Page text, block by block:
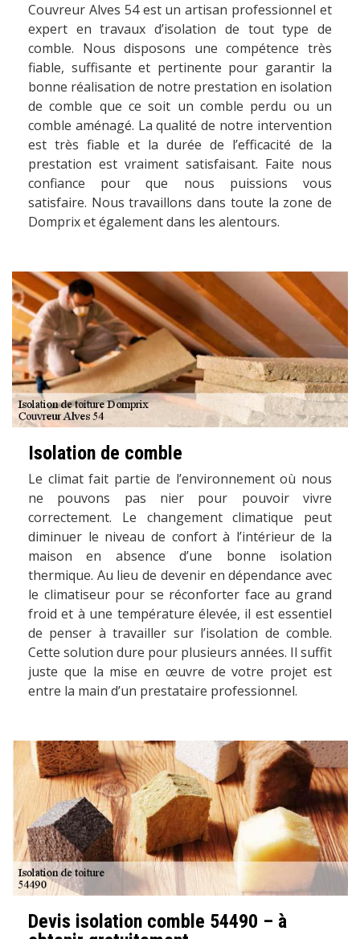
Couvreur Alves 54 est un artisan professionnel et
expert en travaux d’isolation de tout type de
comble. Nous disposons une compétence très
fiable, suffisante et pertinente pour garantir la
bonne réalisation de notre prestation en isolation
de comble que ce soit un comble perdu ou un
comble aménagé. La qualité de notre intervention
est très fiable et la durée de l’efficacité de la
prestation est vraiment satisfaisant. Faite nous
confiance pour que nous puissions vous
satisfaire. Nous travaillons dans toute la zone de
Domprix et également dans les alentours.
Isolation de comble
Le climat fait partie de l’environnement où nous
ne pouvons pas nier pour pouvoir vivre
correctement. Le changement climatique peut
diminuer le niveau de confort à l’intérieur de la
maison en absence d’une bonne isolation
thermique. Au lieu de devenir en dépendance avec
le climatiseur pour se réconforter face au grand
froid et à une température élevée, il est essentiel
de penser à travailler sur l’isolation de comble.
Cette solution dure pour plusieurs années. Il suffit
juste que la mise en œuvre de votre projet est
entre la main d’un prestataire professionnel.
Devis isolation comble 54490 – à